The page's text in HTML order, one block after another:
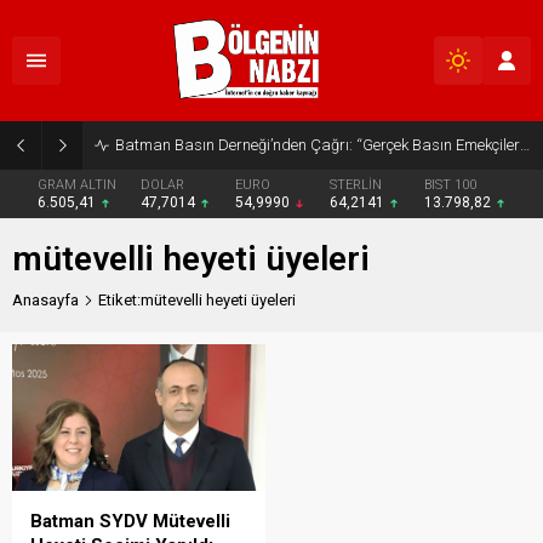
Batman Basın Derneği’nden Çağrı: “Gerçek Basın Emekçileri Desteklenmeli”
GRAM ALTIN
6.505,41
DOLAR
47,7014
EURO
54,9990
STERLİN
64,2141
BIST 100
13.798,82
mütevelli heyeti üyeleri
Anasayfa Etiket:mütevelli heyeti üyeleri
Batman SYDV Mütevelli